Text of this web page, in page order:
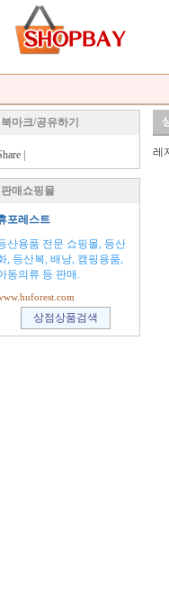
북마크/공유하기
판매쇼핑몰
포레스트
산용품 전문 쇼핑몰, 등산
, 등산복, 배낭, 캠핑용품,
동의류 등 판매.
레